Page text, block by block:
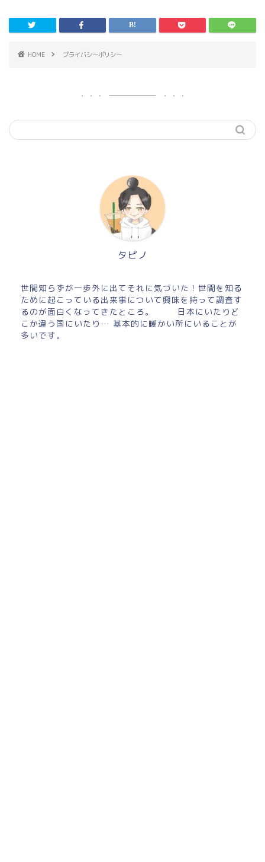
HOME プライバシーポリシー
タピノ
世間知らずが一歩外に出てそれに気づいた！世間を知る
ために起こっている出来事について興味を持って調査す
るのが面白くなってきたところ。 日本にいたりど
こか違う国にいたり… 基本的に暖かい所にいることが
多いです。